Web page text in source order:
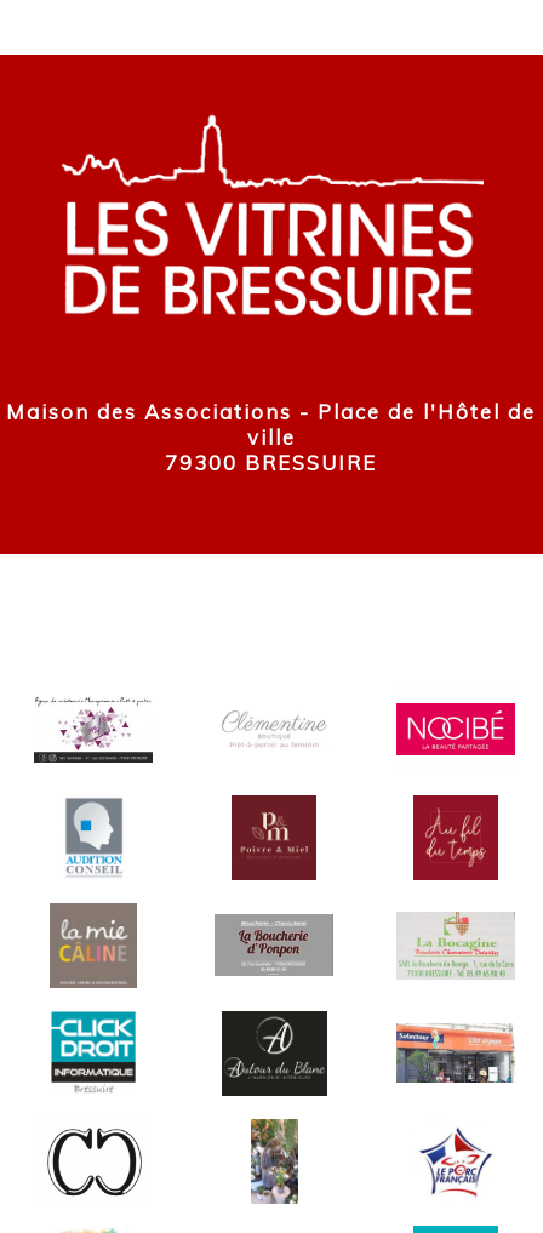
Maison des Associations - Place de l'Hôtel de
ville
79300 BRESSUIRE